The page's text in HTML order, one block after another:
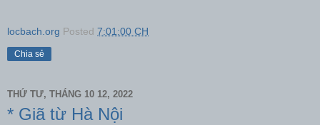
locbach.org Posted 7:01:00 CH
Chia sẻ
THỨ TƯ, THÁNG 10 12, 2022
* Giã từ Hà Nội